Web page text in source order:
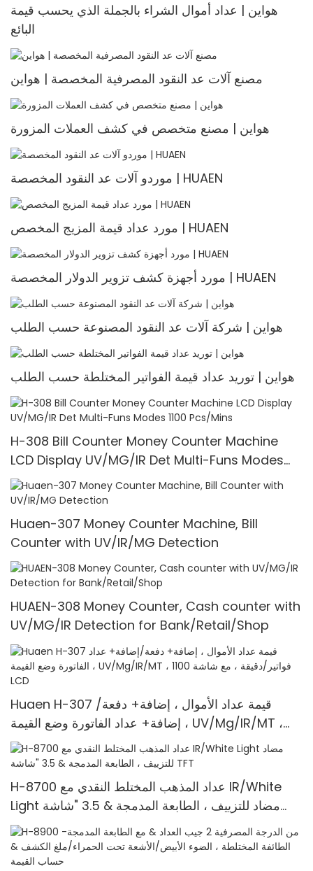
هواين | عداد أموال الشراء بالجملة الذي يحسب قيمة
البائع
مصنع آلات عد النقود المصرفية المخصصة | هواين
هواين | مصنع متخصص في كشف العملات المزورة
موردو آلات عد النقود المخصصة | HUAEN
مورد عداد قيمة المزيج المخصص | HUAEN
مورد أجهزة كشف تزوير الدولار المخصصة | HUAEN
هواين | شركة آلات عد النقود المصنوعة حسب الطلب
هواين | توريد عداد قيمة الفواتير المختلطة حسب الطلب
H-308 Bill Counter Money Counter Machine
LCD Display UV/MG/IR Det Multi-Funs Modes
1100 Pcs/Mins
Huaen-307 Money Counter Machine, Bill
Counter with UV/IR/MG Detection
HUAEN-308 Money Counter, Cash counter with
UV/MG/IR Detection for Bank/Retail/Shop
Huaen H-307 قيمة عداد الأموال ، إضافة+ دفعة/
إضافة+ عداد الفاتورة وضع القيمة ، UV/Mg/IR/MT ،
1100 فواتير/دقيقة ، مع شاشة LCD
H-8700 عداد المذهب المختلط النقدي مع IR/White
Light مضاد للتزييف ، الطابعة المدمجة & 3.5 "شاشة
TFT